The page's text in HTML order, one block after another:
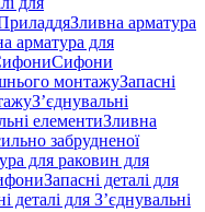
Зливна арматура
арматура для
Сифони
монтажуЗапасні
З’єднувальні
елементиЗливна
забрудненої
для раковин для
Запасні деталі для
деталі для З’єднувальні